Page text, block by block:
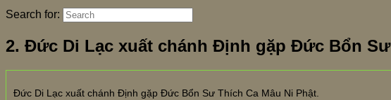
Search for:
2. Đức Di Lạc xuất chánh Định gặp Đức Bổn Sư
Đức Di Lạc xuất chánh Định gặp Đức Bổn Sư Thích Ca Mâu Ni Phật.